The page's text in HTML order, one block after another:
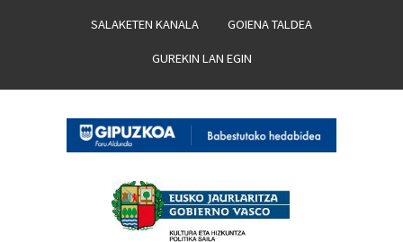
SALAKETEN KANALA GOIENA TALDEA
GUREKIN LAN EGIN